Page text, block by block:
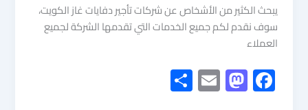
يبحث الكثير من الأشخاص عن شركات تأجير دفايات غاز الكويت،
سوف نقدم لكم جميع الخدمات التي تقدمها الشركة لجميع
العملاء
F
M
E